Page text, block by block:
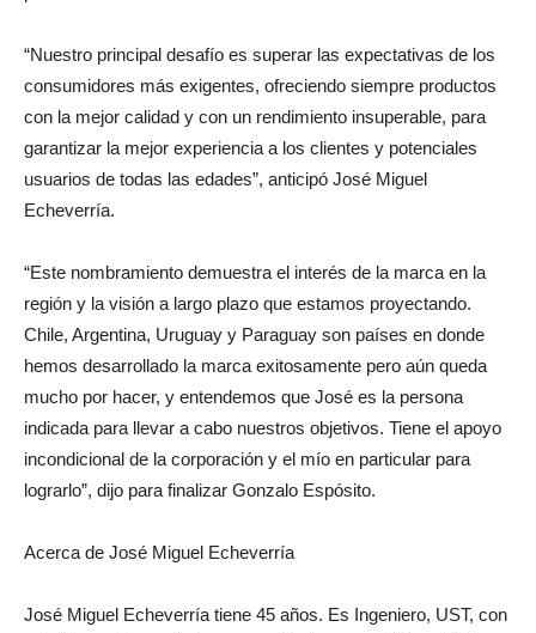
“Nuestro principal desafío es superar las expectativas de los
consumidores más exigentes, ofreciendo siempre productos
con la mejor calidad y con un rendimiento insuperable, para
garantizar la mejor experiencia a los clientes y potenciales
usuarios de todas las edades”, anticipó José Miguel
Echeverría.
“Este nombramiento demuestra el interés de la marca en la
región y la visión a largo plazo que estamos proyectando.
Chile, Argentina, Uruguay y Paraguay son países en donde
hemos desarrollado la marca exitosamente pero aún queda
mucho por hacer, y entendemos que José es la persona
indicada para llevar a cabo nuestros objetivos. Tiene el apoyo
incondicional de la corporación y el mío en particular para
lograrlo”, dijo para finalizar Gonzalo Espósito.
Acerca de José Miguel Echeverría
José Miguel Echeverría tiene 45 años. Es Ingeniero, UST, con